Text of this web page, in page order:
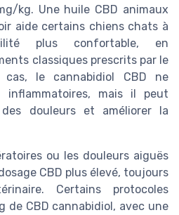
kg. Une huile CBD animaux
aide certains chiens chats à
plus confortable, en
classiques prescrits par le
cas, le cannabidiol CBD ne
inflammatoires, mais il peut
douleurs et améliorer la
ou les douleurs aiguës
CBD plus élevé, toujours
Certains protocoles
de CBD cannabidiol, avec une